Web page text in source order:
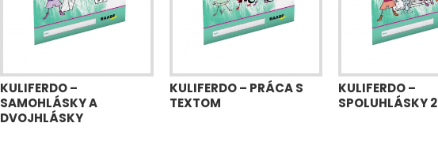
KULIFERDO –
SAMOHLÁSKY A
DVOJHLÁSKY
KULIFERDO – PRÁCA S
TEXTOM
KULIFERDO –
SPOLUHLÁSKY 2